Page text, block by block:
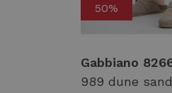
50%
989 dune sand